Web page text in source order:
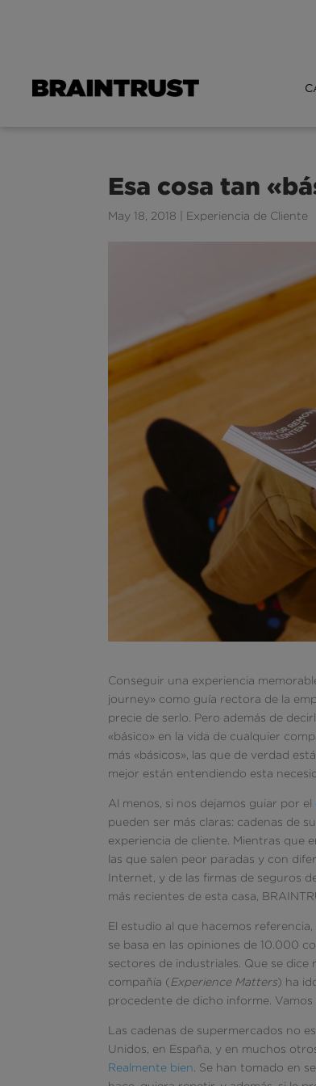
Esa cosa tan
May 18, 2018 Experiencia de Cliente
Conseguir una experiencia
journey» como guía rectora de la
precie de serlo. Pero además de
«básico» en la vida de cualquier
más «básicos», las que de verdad
mejor están entendiendo esta
Al menos, si nos dejamos guiar por el
pueden ser más claras: cadenas de
experiencia de cliente. Mientras que
las que salen peor paradas y con
Internet, y de las firmas de seguros
más recientes de esta casa,
El estudio al que hacemos
se basa en las opiniones de 10.000
sectores de industriales. Que se
compañía ( Experience Matters) ha
procedente de dicho informe.
Las cadenas de supermercados no
Unidos, en España, y en muchos
Realmente bien . Se han tomado en